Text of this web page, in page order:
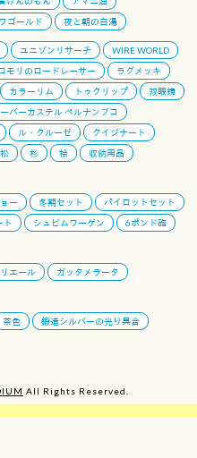
ゴールド 夜と朝の白湯
ユニゾンリサーチ
WIRE WORLD
モリのロードレーサー
ラグメッキ
カラーリム トゥクリップ
双眼鏡
バーカステル ペルナンブコ
ル・クルーゼ
クイジナート
杉 桧
収納用品
ー 冬期セット
パイロットセット
ト シュビムワーゲン
6ポンド砲
エール
ガッタメラータ
茶色
鍛造シルバーの光り具合
All Rights Reserved.